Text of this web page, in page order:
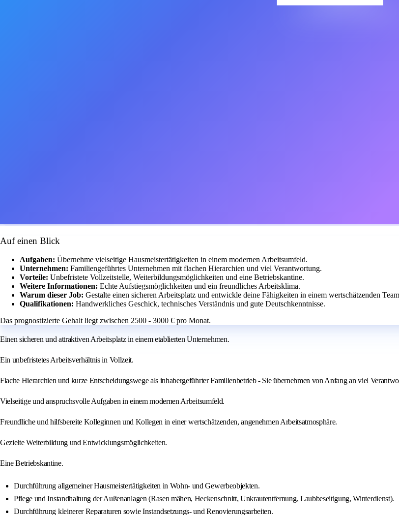
Auf einen Blick
Aufgaben: Übernehme vielseitige Hausmeistertätigkeiten in einem modernen Arbeitsumfeld.
Unternehmen: Familiengeführtes Unternehmen mit flachen Hierarchien und viel Verantwortung.
Vorteile: Unbefristete Vollzeitstelle, Weiterbildungsmöglichkeiten und eine Betriebskantine.
Weitere Informationen: Echte Aufstiegsmöglichkeiten und ein freundliches Arbeitsklima.
Warum dieser Job: Gestalte einen sicheren Arbeitsplatz und entwickle deine Fähigkeiten in einem wertschätzenden
Qualifikationen: Handwerkliches Geschick, technisches Verständnis und gute Deutschkenntnisse.
Das prognostizierte Gehalt liegt zwischen 2500 - 3000 € pro Monat.
Einen sicheren und attraktiven Arbeitsplatz in einem etablierten Unternehmen.
Ein unbefristetes Arbeitsverhältnis in Vollzeit.
Flache Hierarchien und kurze Entscheidungswege als inhabergeführter Familienbetrieb - Sie übernehmen von Anfang an viel
Vielseitige und anspruchsvolle Aufgaben in einem modernen Arbeitsumfeld.
Freundliche und hilfsbereite Kolleginnen und Kollegen in einer wertschätzenden, angenehmen Arbeitsatmosphäre.
Gezielte Weiterbildung und Entwicklungsmöglichkeiten.
Eine Betriebskantine.
Durchführung allgemeiner Hausmeistertätigkeiten in Wohn- und Gewerbeobjekten.
Pflege und Instandhaltung der Außenanlagen (Rasen mähen, Heckenschnitt, Unkrautentfernung, Laubbeseitigung, Winterdienst).
Durchführung kleinerer Reparaturen sowie Instandsetzungs- und Renovierungsarbeiten.